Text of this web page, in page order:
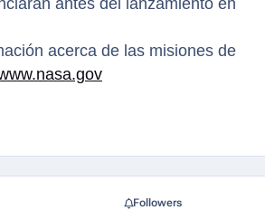
antes del lanzamiento en
acerca de las misiones de
Followers